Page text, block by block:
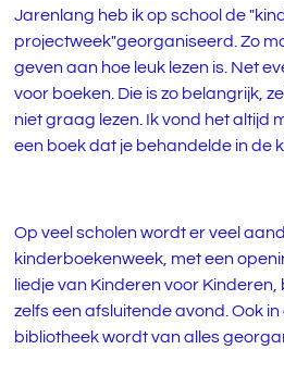
Jarenlang heb ik op school de
projectweek"georganiseerd. Zo
geven aan hoe leuk lezen is. Net
voor boeken. Die is zo belangrijk,
niet graag lezen. Ik vond het altijd
een boek dat je behandelde in de
Op veel scholen wordt er veel
kinderboekenweek, met een
liedje van Kinderen voor
zelfs een afsluitende avond. Ook
bibliotheek wordt van alles